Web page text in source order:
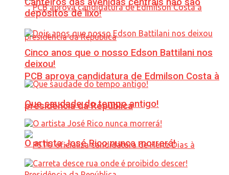
PCB aprova candidatura de Edmilson Costa à
presidência da República
depósitos de lixo!
Cinco anos que o nosso Edson Battilani nos
deixou!
Que saudade do tempo antigo!
O artista José Rico nunca morrerá!